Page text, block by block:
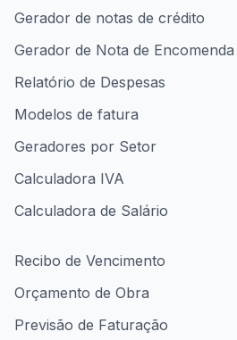
Gerador de notas de crédito
Gerador de Nota de
Relatório de Despesas
Modelos de fatura
Geradores por Setor
Calculadora IVA
Calculadora de Salário
Recibo de Vencimento
Orçamento de Obra
Previsão de Faturação